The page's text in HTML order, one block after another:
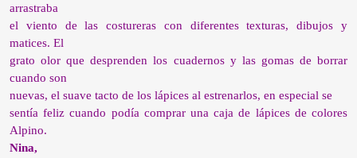
arrastraba
el viento de las costureras con diferentes texturas, dibujos y
matices. El
grato olor que desprenden los cuadernos y las gomas de borrar
cuando son
nuevas, el suave tacto de los lápices al estrenarlos, en especial se
sentía feliz cuando podía comprar una caja de lápices de colores
Alpino.
Nina,